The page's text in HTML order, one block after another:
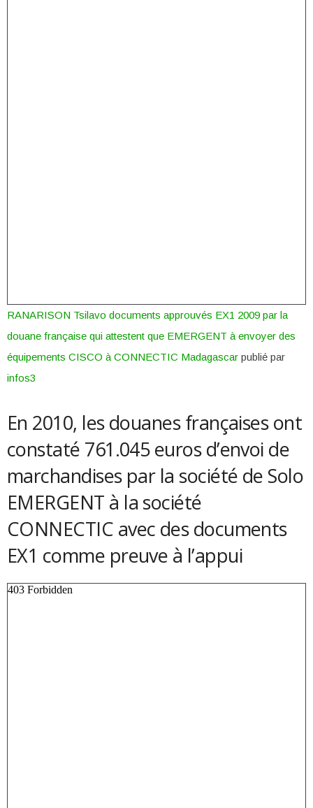
RANARISON Tsilavo documents approuvés EX1 2009 par la
douane française qui attestent que EMERGENT à envoyer des
équipements CISCO à CONNECTIC Madagascar publié par
infos3
En 2010, les douanes françaises ont
constaté 761.045 euros d’envoi de
marchandises par la société de Solo
EMERGENT à la société
CONNECTIC avec des documents
EX1 comme preuve à l’appui